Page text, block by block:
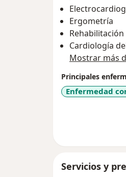
Ergometría
Cardiología
Mostrar más
Principales
Enfermedad
Servicios y